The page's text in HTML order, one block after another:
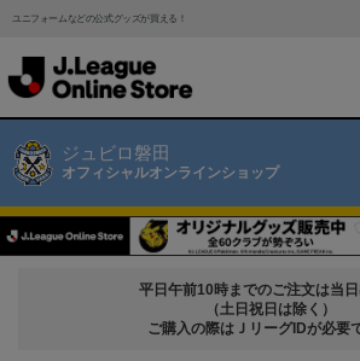
ユニフォームなどの公式グッズが買える！
ジュビロ磐田
オフィシャルオンラインショップ
平日午前10時までのご注文は当日
（土日祝日は除く）
ご購入の際はＪリーグIDが必要